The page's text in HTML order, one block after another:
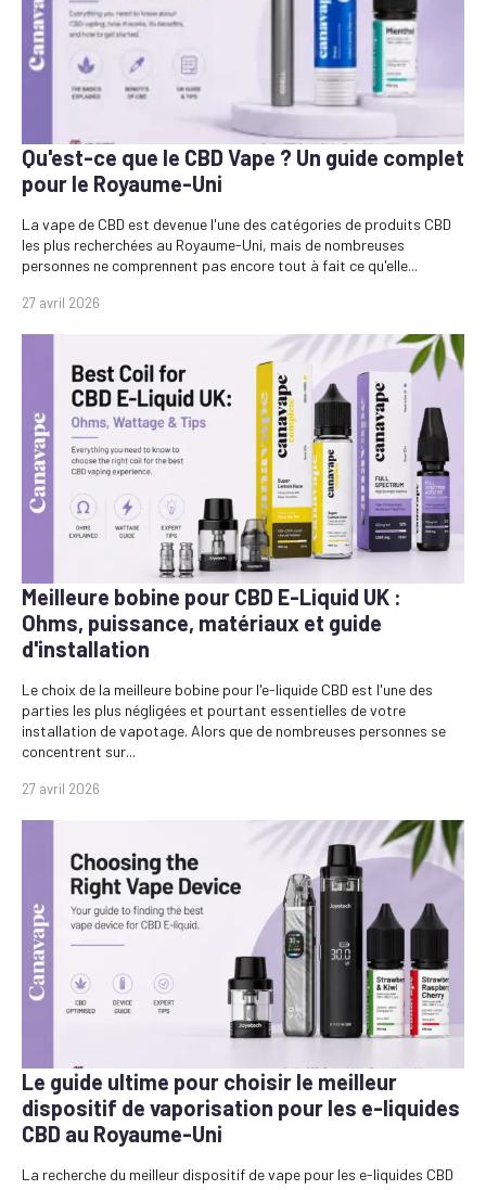
Qu'est-ce que le CBD Vape ? Un guide complet
pour le Royaume-Uni
27 avril 2026
La vape de CBD est devenue l'une des catégories de produits CBD
les plus recherchées au Royaume-Uni, mais de nombreuses
personnes ne comprennent pas encore tout à fait ce qu'elle...
Meilleure bobine pour CBD E-Liquid UK :
Ohms, puissance, matériaux et guide
d'installation
27 avril 2026
Le choix de la meilleure bobine pour l'e-liquide CBD est l'une des
parties les plus négligées et pourtant essentielles de votre
installation de vapotage. Alors que de nombreuses personnes se
concentrent sur...
Le guide ultime pour choisir le meilleur
dispositif de vaporisation pour les e-liquides
CBD au Royaume-Uni
La recherche du meilleur dispositif de vape pour les e-liquides CBD